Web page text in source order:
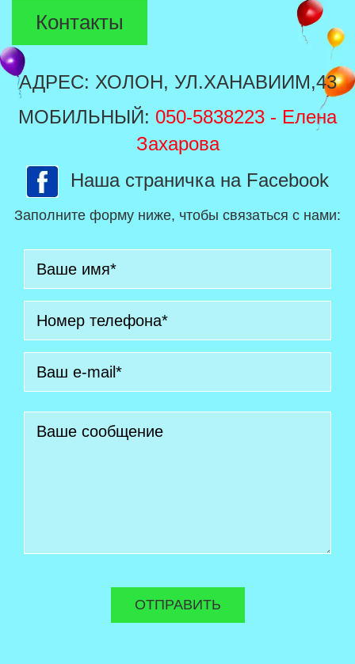
Контакты
АДРЕС: ХОЛОН, УЛ.ХАНАВИИМ,43
МОБИЛЬНЫЙ: 050-5838223 - Елена
Захарова
Наша страничка на Facebook
Заполните форму ниже, чтобы связаться с нами: